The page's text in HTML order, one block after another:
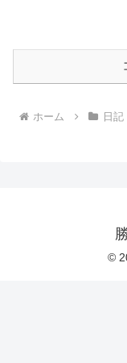
ホーム 日記
©